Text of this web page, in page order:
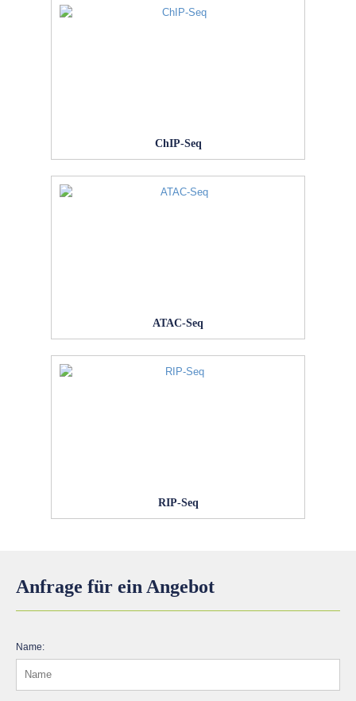
ChIP-Seq
ATAC-Seq
RIP-Seq
Anfrage für ein Angebot
Name: